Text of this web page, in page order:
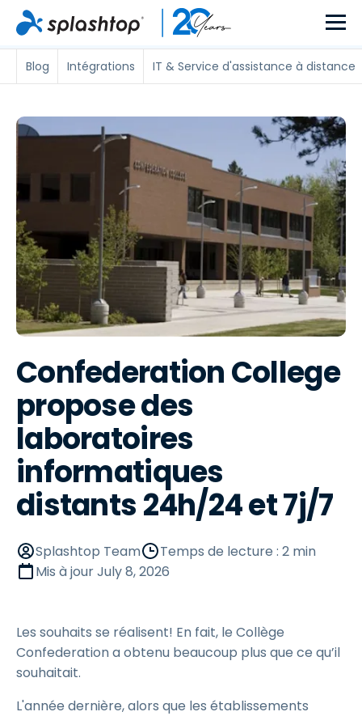
Blog Intégrations IT & Service d'assistance à distance
Confederation College
propose des
laboratoires
informatiques
distants 24h/24 et 7j/7
Splashtop Team
Temps de lecture : 2 min
Mis à jourJuly 8, 2026
Les souhaits se réalisent! En fait, le Collège
Confederation a obtenu beaucoup plus que ce qu’il
souhaitait.
L'année dernière, alors que les établissements